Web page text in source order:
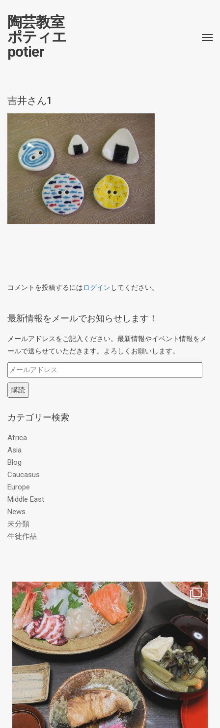
陶芸教室
ポティエ
potier
吉井さん1
コメントを投稿するにはログイン してください。
最新情報をメールでお知らせします！
メールアドレスをご記入ください。最新情報やイベント情報をメ
ールで送らせていただきます。よろしくお願いします。
メ
ー
ル
ド
ス
購読
カテゴリー検索
Africa
Asia
Blog
Caucasus
Europe
Middle East
News
未分類
生徒作品